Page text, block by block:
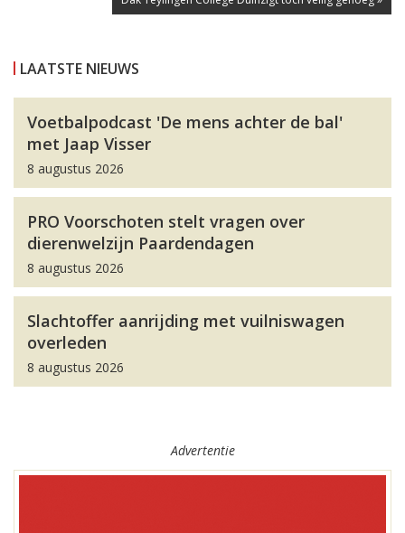
LAATSTE NIEUWS
Voetbalpodcast 'De mens achter de bal'
met Jaap Visser
8 augustus 2026
PRO Voorschoten stelt vragen over
dierenwelzijn Paardendagen
8 augustus 2026
Slachtoffer aanrijding met vuilniswagen
overleden
8 augustus 2026
Advertentie